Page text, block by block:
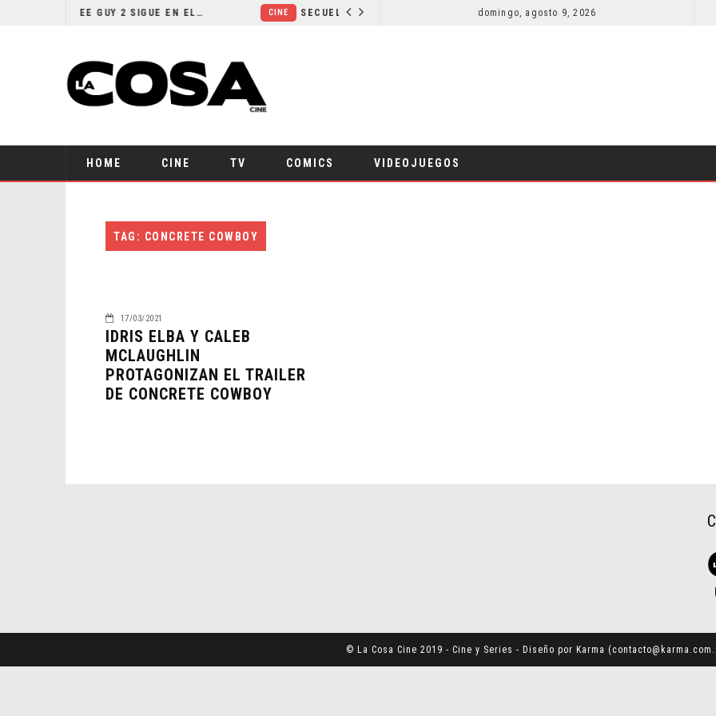
¿POR QUÉ FREE GUY 2 SIGUE EN EL LIMBO? CINE
domingo, agosto 9, 2026
HOME CINE TV COMICS VIDEOJUEGOS
TAG: CONCRETE COWBOY
17/03/2021
IDRIS ELBA Y CALEB
MCLAUGHLIN
PROTAGONIZAN EL TRAILER
DE CONCRETE COWBOY
© La Cosa Cine 2019 - Cine y Series - Diseño por Karma (